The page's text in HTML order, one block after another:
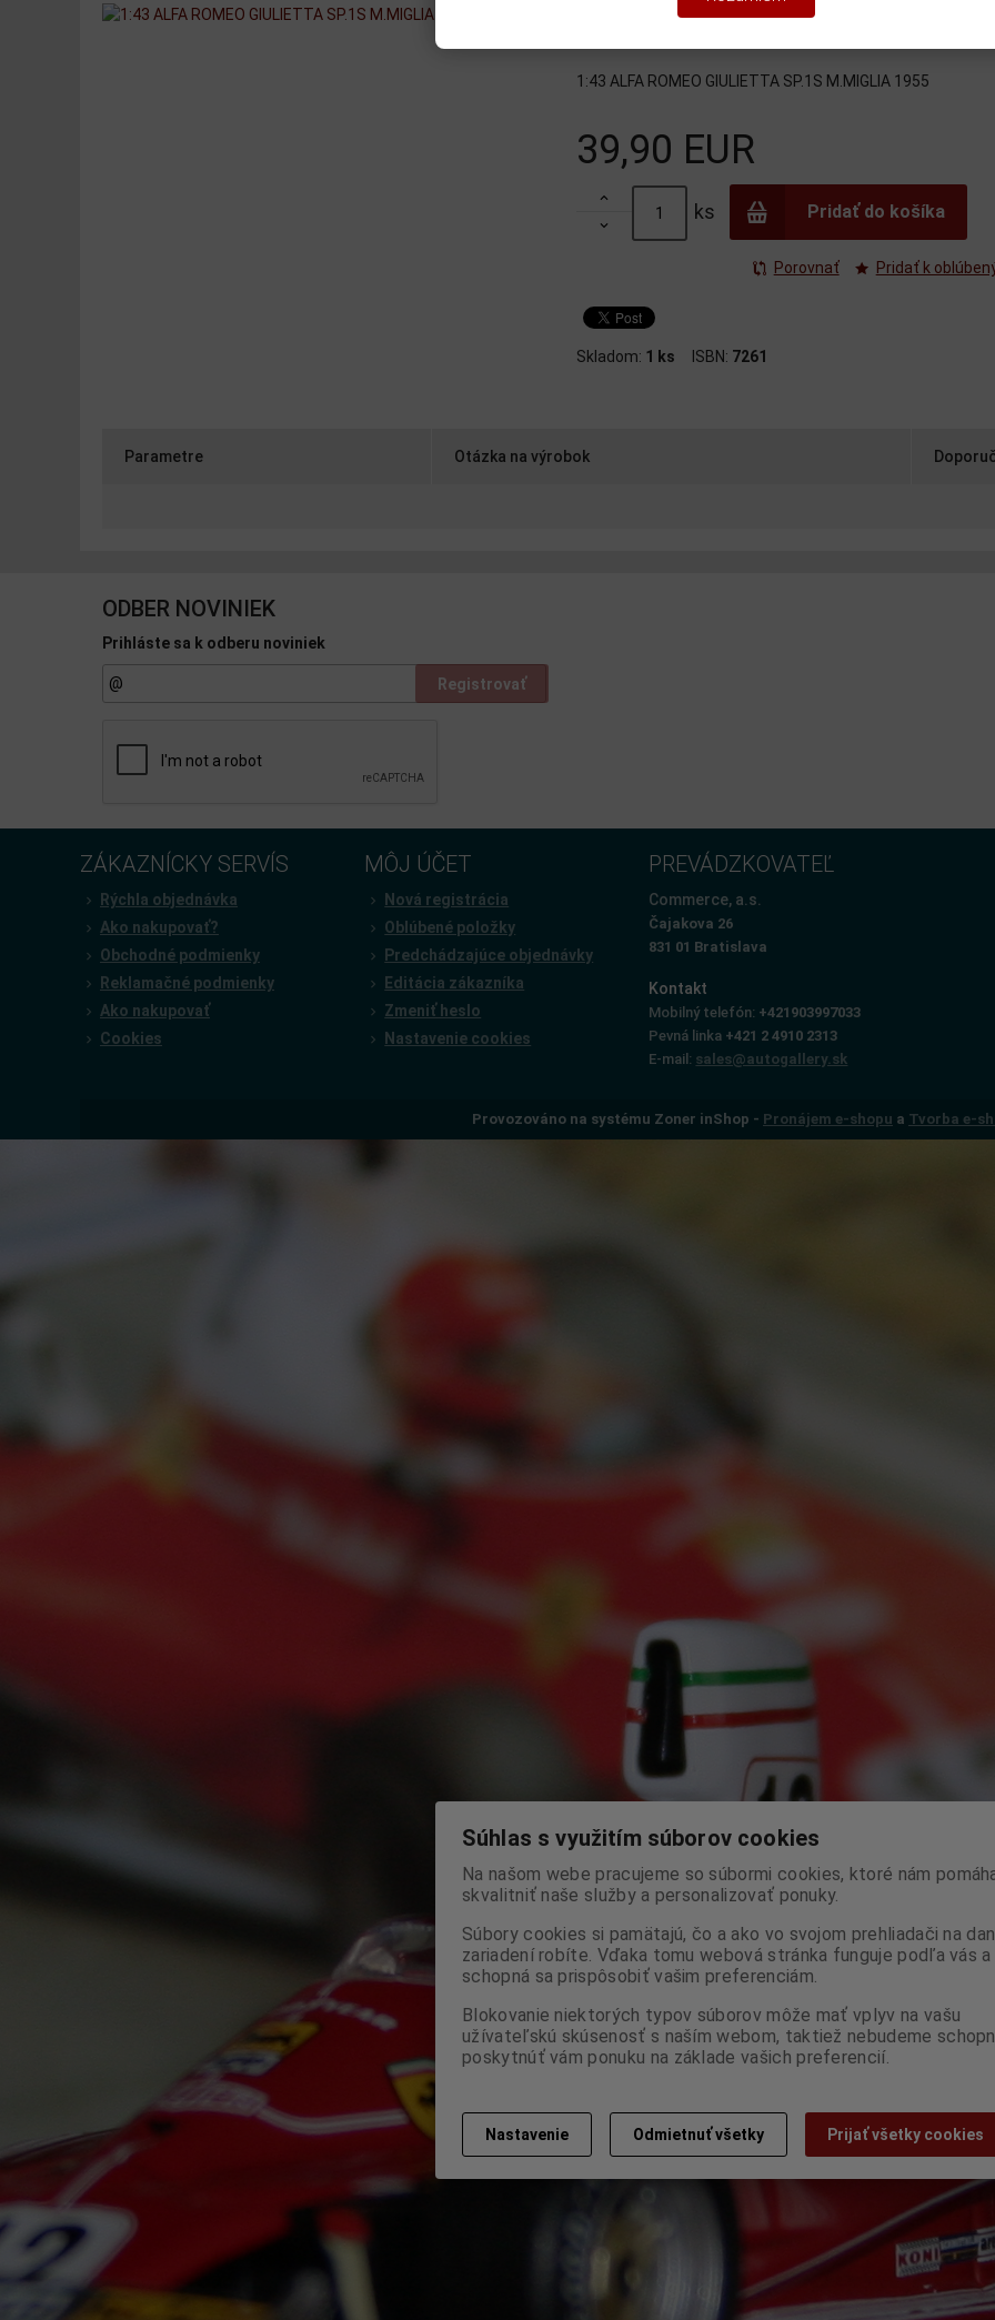
1:43 ALFA ROMEO GIULIETTA SP.1S M.MIGLIA 1955
39,90 EUR


ks Pridať do košíka
Porovnať Pridať k
Skladom: 1 ks ISBN: 7261
Parametre Otázka na výrobok
ODBER NOVINIEK
Prihláste sa k odberu noviniek
Registrovať
ZÁKAZNÍCKY SERVÍS
Rýchla objednávka
Ako nakupovať?
Obchodné podmienky
Reklamačné podmienky
Ako nakupovať
Cookies
MÔJ ÚČET
Nová registrácia
Oblúbené položky
Predchádzajúce objednávky
Editácia zákazníka
Zmeniť heslo
Nastavenie cookies
PREVÁDZKOVATEĽ
Commerce, a.s.
Čajakova 26
831 01 Bratislava
Kontakt
Mobilný telefón: +421903997033
Pevná linka +421 2 4910 2313
E-mail: sales@autogallery.sk
Provozováno na systému Zoner inShop - Pronájem e-shopu a Tvorba e-
Súhlas s využitím súborov cookies
Na našom webe pracujeme so súbormi cookies, ktoré nám
skvalitniť naše služby a personalizovať ponuky.
Súbory cookies si pamätajú, čo a ako vo svojom prehliadači na
zariadení robíte. Vďaka tomu webová stránka funguje podľa vás a
schopná sa prispôsobiť vašim preferenciám.
Blokovanie niektorých typov súborov môže mať vplyv na vašu
užívateľskú skúsenosť s naším webom, taktiež nebudeme
poskytnúť vám ponuku na základe vašich preferencií.
Nastavenie Odmietnuť všetky Prijať všetky cookies